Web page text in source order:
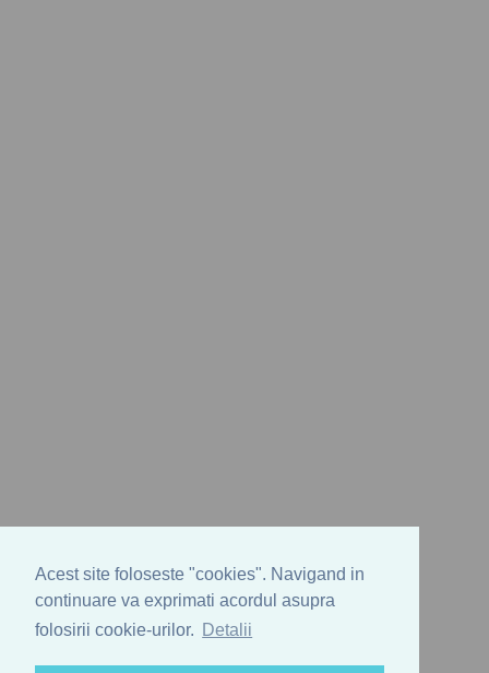
Acest site foloseste "cookies". Navigand in
continuare va exprimati acordul asupra
folosirii cookie-urilor.
Detalii